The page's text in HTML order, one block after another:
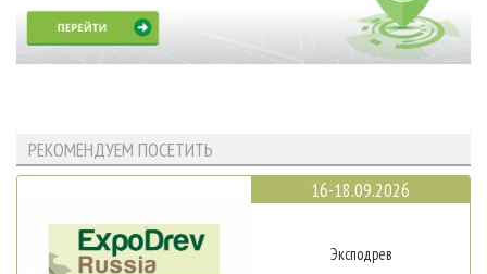
РЕКОМЕНДУЕМ ПОСЕТИТЬ
16-18.09.2026
Эксподрев